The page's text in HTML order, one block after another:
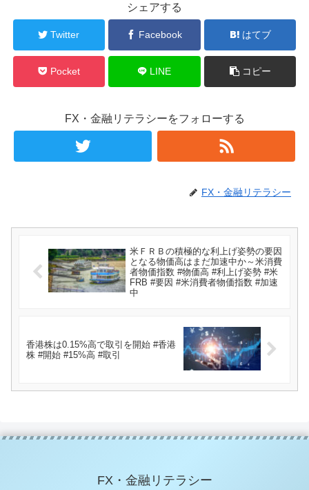
シェアする
Twitter Facebook はてブ
Pocket LINE コピー
FX・金融リテラシーをフォローする
FX・金融リテラシー
米ＦＲＢの積極的な利上げ姿勢の要因
となる物価高はまだ加速中か～米消費
者物価指数 #物価高 #利上げ姿勢 #米
FRB #要因 #米消費者物価指数 #加速
中
香港株は0.15%高で取引を開始 #香港
株 #開始 #15%高 #取引
FX・金融リテラシー